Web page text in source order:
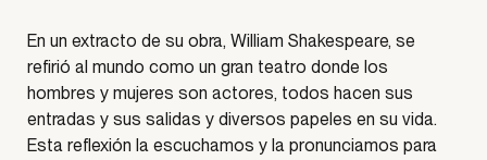
En un extracto de su obra, William Shakespeare, se
refirió al mundo como un gran teatro donde los
hombres y mujeres son actores, todos hacen sus
entradas y sus salidas y diversos papeles en su vida.
Esta reflexión la escuchamos y la pronunciamos para